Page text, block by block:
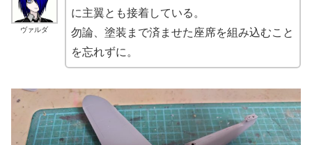
ヴァルダ
に主翼とも接着している。
勿論、塗装まで済ませた座席を組み込むこと
を忘れずに。